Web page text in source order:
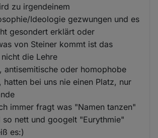
zu irgendeinem
Ideologie gezwungen und es
gesondert erklärt oder
von Steiner kommt ist das
die Lehre
antisemitische oder homophobe
hatten bei uns nie einen Platz, nur
immer fragt was "Namen tanzen"
so nett und googelt "Eurythmie"
es:)